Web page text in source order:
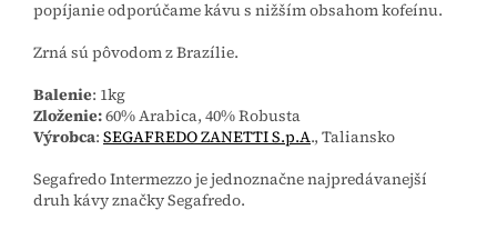
popíjanie odporúčame kávu s nižším obsahom kofeínu.
Zrná sú pôvodom z Brazílie.
Balenie: 1kg
Zloženie:60% Arabica, 40% Robusta
Výrobca: SEGAFREDO ZANETTI S.p.A., Taliansko
Segafredo Intermezzo je jednoznačne najpredávanejší
druh kávy značky Segafredo.